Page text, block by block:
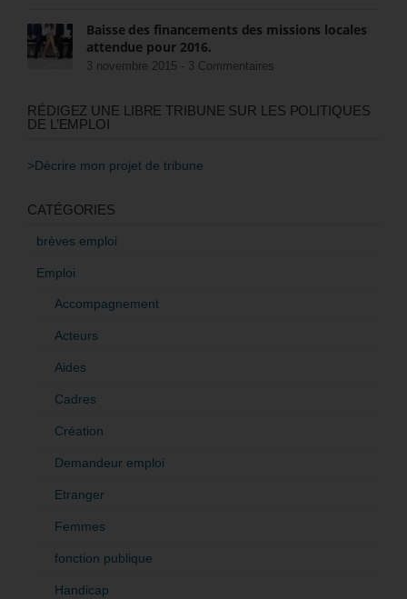
Baisse des financements des missions locales
attendue pour 2016.
3 novembre 2015 - 3 Commentaires
RÉDIGEZ UNE LIBRE TRIBUNE SUR LES POLITIQUES
DE L’EMPLOI
>Décrire mon projet de tribune
CATÉGORIES
brèves emploi
Emploi
Accompagnement
Acteurs
Aides
Cadres
Création
Demandeur emploi
Etranger
Femmes
fonction publique
Handicap